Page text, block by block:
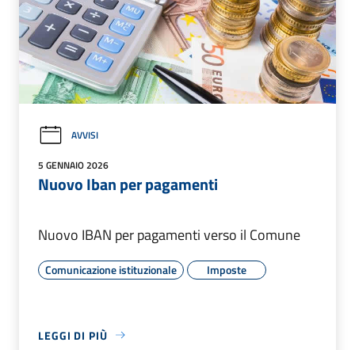
AVVISI
5 GENNAIO 2026
Nuovo Iban per pagamenti
Nuovo IBAN per pagamenti verso il Comune
Comunicazione istituzionale Imposte
LEGGI DI PIÙ